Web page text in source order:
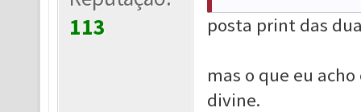
113
posta print das
mas o que eu
divine.